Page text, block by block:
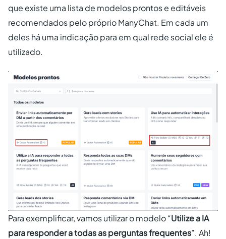
que existe uma lista de modelos prontos e editáveis
recomendados pelo próprio ManyChat. Em cada um
deles há uma indicação para em qual rede social ele é
utilizado.
Para exemplificar, vamos utilizar o modelo “Utilize a IA
para responder a todas as perguntas frequentes”. Ah!